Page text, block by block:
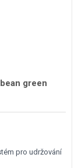
green
pro udržování